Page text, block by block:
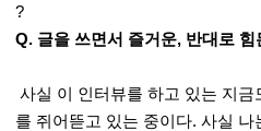
?
Q. 글을 쓰면서 즐거운, 반대로
사실 이 인터뷰를 하고 있는 지
를 쥐어뜯고 있는 중이다. 사실